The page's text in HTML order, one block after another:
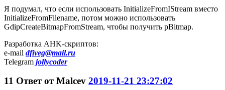
Я подумал, что если использовать InitializeFromIStream вместо
InitializeFromFilename, потом можно использовать
GdipCreateBitmapFromStream, чтобы получить pBitmap.
Разработка AHK-скриптов:
e-mail dfiveg@mail.ru
Telegram jollycoder
11 Ответ отMalcev 2019-11-21 23:27:02